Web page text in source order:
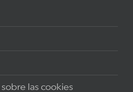
las cookies